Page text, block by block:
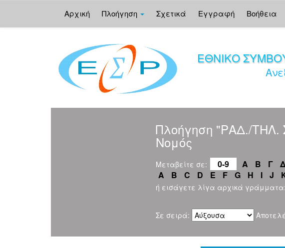
Αρχική Πλοήγηση Σχετικά Εγγραφή Βοήθεια
ΕΘΝΙΚΟ
Πλοήγηση "ΡΑΔ./
Νομός
Μεταβείτε σε: 0-9 Α Β Γ
A
B C D E F G H I J
ή εισάγετε λίγα αρχικά γράμματα:
Σε σειρά: